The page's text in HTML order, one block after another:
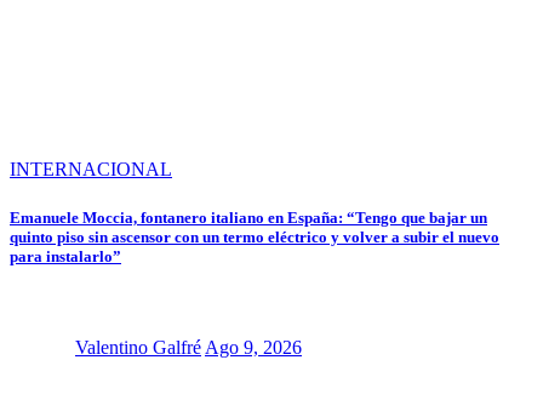
INTERNACIONAL
Emanuele Moccia, fontanero italiano en España: “Tengo que bajar un
quinto piso sin ascensor con un termo eléctrico y volver a subir el nuevo
para instalarlo”
Valentino Galfré Ago 9, 2026